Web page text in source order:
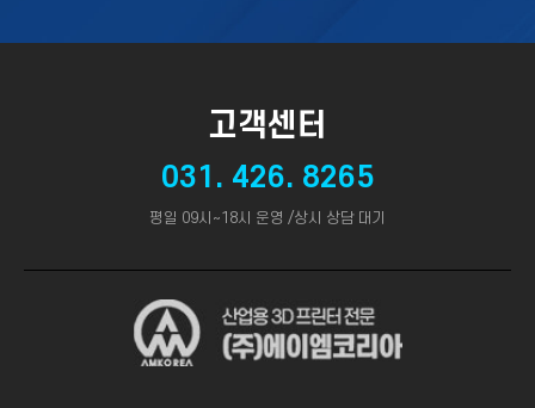
고객센터
031. 426. 8265
평일 09시~18시 운영 /상시 상담 대기